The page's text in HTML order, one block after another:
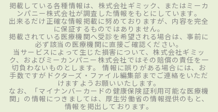
掲載している各種情報は、株式会社ギミック、またはミーカ
ンパニー株式会社が調査した情報をもとにしています。
出来るだけ正確な情報掲載に努めておりますが、内容を完全
に保証するものではありません。
掲載されている医療機関へ受診を希望される場合は、事前に
必ず該当の医療機関に直接ご確認ください。
当サービスによって生じた損害について、株式会社ギミッ
ク、およびミーカンパニー株式会社ではその賠償の責任を一
切負わないものとします。 情報に誤りがある場合には、お
手数ですがドクターズ・ファイル編集部までご連絡をいただ
けますようお願いいたします。
なお、「マイナンバーカードの健康保険証利用可能な医療機
関」の情報につきましては、厚生労働省の情報提供のもと、
情報を掲出しております。